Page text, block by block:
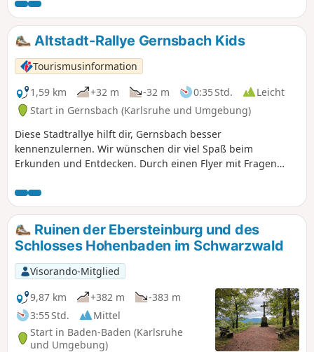
Altstadt-Rallye Gernsbach Kids
Tourismusinformation
1,59 km
+32 m -32 m 0:35 Std.
Leicht
Start in Gernsbach (Karlsruhe und Umgebung)
Diese Stadtrallye hilft dir, Gernsbach besser
kennenzulernen. Wir wünschen dir viel Spaß beim
Erkunden und Entdecken. Durch einen Flyer mit Fragen
11 Stationen gilt es, spannende Fragen zu beantworten. Hat
man alle Fragen beantwortet und das richtige Lösungswort
errätselt, kann man dieses bei der Tourist-Info oder im
Briefkasten am Haupteingang zum Rathaus abgeben und
zum Ende der Saison tolle Preise gewinnen.
Ruinen der Ebersteinburg und des
Schlosses Hohenbaden im Schwarzwald
Visorando-Mitglied
9,87 km
+382 m
-383 m
3:55 Std.
Mittel
Start in Baden-Baden (Karlsruhe
und Umgebung)